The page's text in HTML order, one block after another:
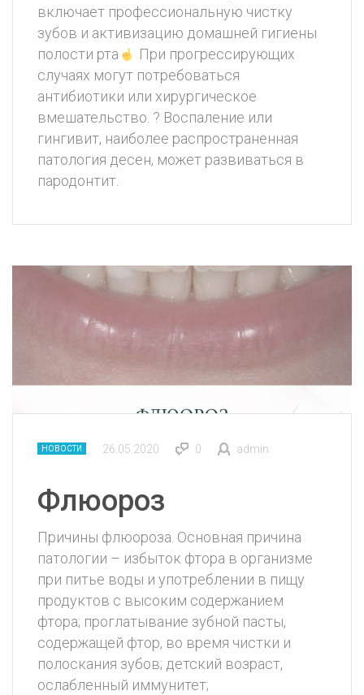
включает профессиональную чистку
зубов и активизацию домашней гигиены
полости рта
При прогрессирующих
случаях могут потребоваться
антибиотики или хирургическое
вмешательство. ? Воспаление или
гингивит, наиболее распространенная
патология десен, может развиваться в
пародонтит.
НОВОСТИ 26.05.2020 0 admin
Флюороз
Причины флюороза. Основная причина
патологии – избыток фтора в организме
при питье воды и употреблении в пищу
продуктов с высоким содержанием
фтора; проглатывание зубной пасты,
содержащей фтор, во время чистки и
полоскания зубов; детский возраст,
ослабленный иммунитет;